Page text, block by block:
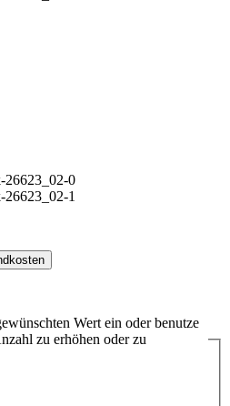
Wert ein oder benutze
zu erhöhen oder zu